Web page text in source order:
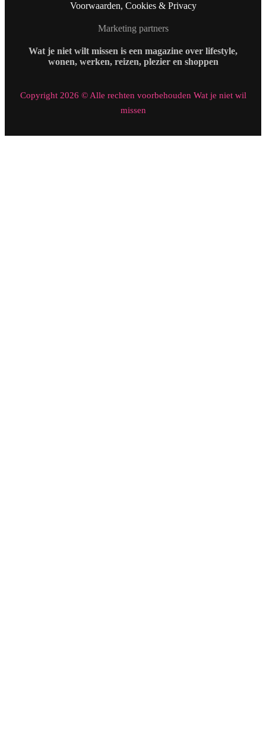
Voorwaarden, Cookies & Privacy
Marketing partners
Wat je niet wilt missen is een magazine over lifestyle,
wonen, werken, reizen, plezier en shoppen
Copyright 2026 © Alle rechten voorbehouden Wat je niet wil
missen